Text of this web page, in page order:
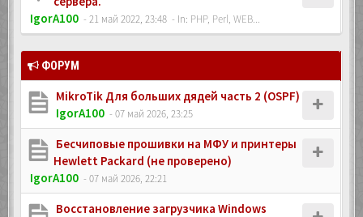
IgorA100 - 21 май 2022, 23:48 - In: PHP, Perl, WEB...
ФОРУМ
MikroTik Для больших дядей часть 2 (OSPF)
IgorA100 - 07 май 2026, 23:25
Бесчиповые прошивки на МФУ и принтеры
Hewlett Packard (не проверено)
IgorA100 - 07 май 2026, 22:21
Восстановление загрузчика Windows